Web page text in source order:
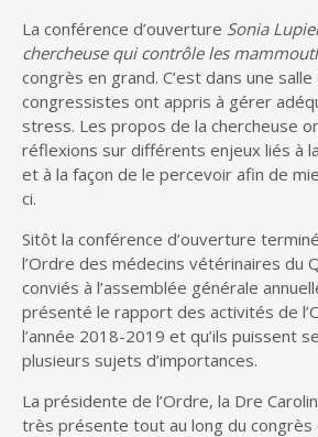
La conférence d’ouverture Sonia
chercheuse qui contrôle les
congrès en grand. C’est dans une
congressistes ont appris à gérer
stress. Les propos de la chercheuse
réflexions sur différents enjeux liés à
et à la façon de le percevoir afin de
ci.
Sitôt la conférence d’ouverture
l’Ordre des médecins vétérinaires du
conviés à l’assemblée générale
présenté le rapport des activités de
l’année 2018-2019 et qu’ils puissent
plusieurs sujets d’importances.
La présidente de l’Ordre, la Dre
très présente tout au long du congrès